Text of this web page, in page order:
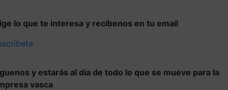
lo que te interesa y recíbenos en tu email
y estarás al día de todo lo que se mueve para la
vasca